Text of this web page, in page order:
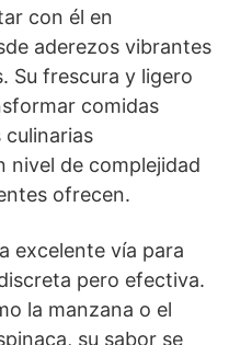
con él en
aderezos vibrantes
Su frescura y ligero
comidas
culinarias
nivel de complejidad
ofrecen.
excelente vía para
pero efectiva.
la manzana o el
su sabor se